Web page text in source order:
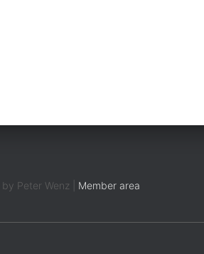
Peter Wenz | Member area